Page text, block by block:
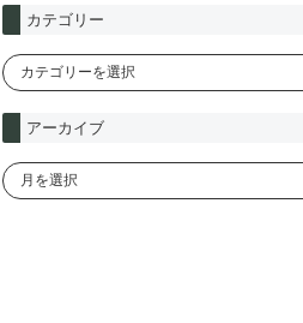
カテゴリー
アーカイブ